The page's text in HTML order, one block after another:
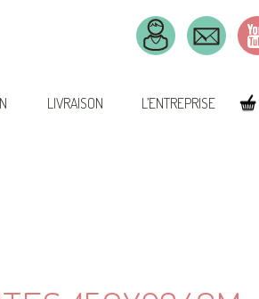
LIVRAISON L’ENTREPRISE